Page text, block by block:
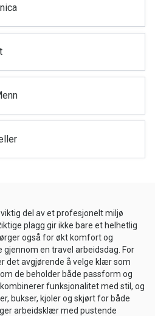
del av et profesjonelt miljø
plagg gir ikke bare et helhetlig
også for økt komfort og
en travel arbeidsdag. For
det avgjørende å velge klær som
de beholder både passform og
funksjonalitet med stil, og
bukser, kjoler og skjørt for både
arbeidsklær med pustende